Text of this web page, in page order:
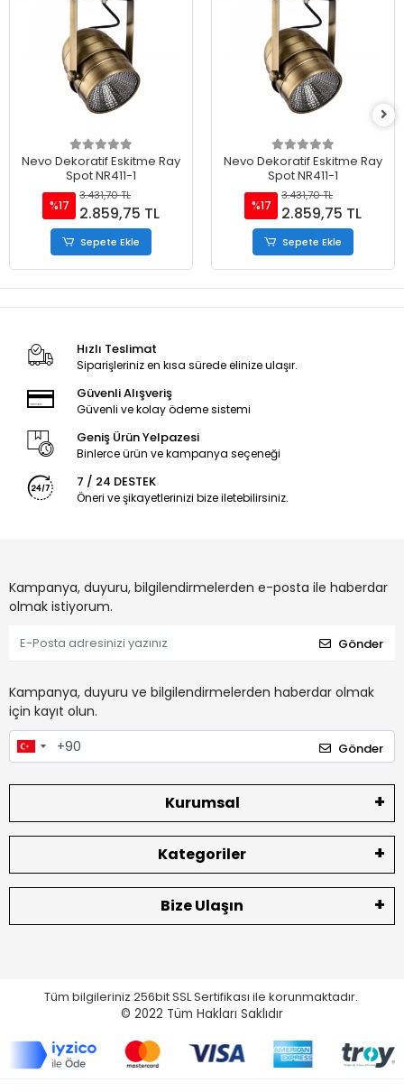
Nevo Dekoratif Eskitme Ray
Spot NR411-1
%17
3.431,70 TL
2.859,75 TL
Sepete Ekle
Nevo Dekoratif Eskitme Ray
Spot NR411-1
%17
3.431,70 TL
2.859,75 TL
Sepete Ekle
Hızlı Teslimat
Siparişleriniz en kısa sürede elinize ulaşır.
Güvenli Alışveriş
Güvenli ve kolay ödeme sistemi
Geniş Ürün Yelpazesi
Binlerce ürün ve kampanya seçeneği
7 / 24 DESTEK
Öneri ve şikayetlerinizi bize iletebilirsiniz.
Kampanya, duyuru, bilgilendirmelerden e-posta ile haberdar
olmak istiyorum.
Gönder
Kampanya, duyuru ve bilgilendirmelerden haberdar olmak
için kayıt olun.
Gönder
Kurumsal
Kategoriler
Bize Ulaşın
Tüm bilgileriniz 256bit SSL Sertifikası ile korunmaktadır.
© 2022 Tüm Hakları Saklıdır